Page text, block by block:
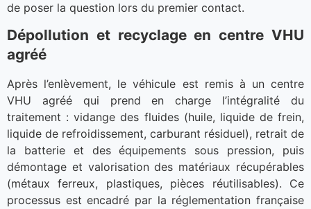
de poser la question lors du premier contact.
Dépollution et recyclage en centre VHU
agréé
Après l’enlèvement, le véhicule est remis à un centre
VHU agréé qui prend en charge l’intégralité du
traitement : vidange des fluides (huile, liquide de frein,
liquide de refroidissement, carburant résiduel), retrait de
la batterie et des équipements sous pression, puis
démontage et valorisation des matériaux récupérables
(métaux ferreux, plastiques, pièces réutilisables). Ce
processus est encadré par la réglementation française